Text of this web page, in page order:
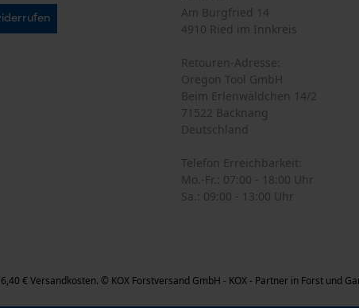
Am Burgfried 14
4910 Ried im Innkreis
Retouren-Adresse:
Oregon Tool GmbH
Beim Erlenwäldchen 14/2
71522 Backnang
Deutschland
Telefon Erreichbarkeit:
Mo.-Fr.: 07:00 - 18:00 Uhr
Sa.: 09:00 - 13:00 Uhr
€ Versandkosten. © KOX Forstversand GmbH - KOX - Partner in Forst und
Econda Analytics
Mouseflow Web Analytics Tool
Fact-Finder Tracking
Funktionale Cookies
Personalisierte Startseite